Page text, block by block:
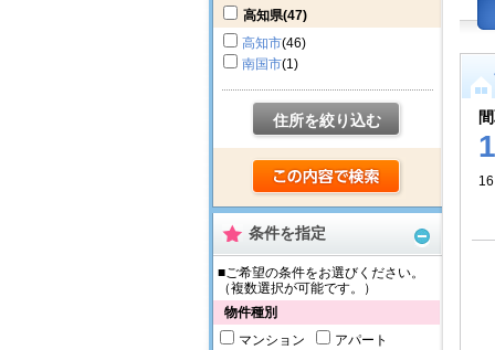
高知県(47)
高知市(46)
南国市(1)
住所を絞り込む
条件を指定
■ご希望の条件をお選びください。
（複数選択が可能です。）
物件種別
マンション
アパート